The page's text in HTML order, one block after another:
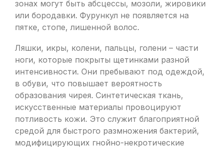
зонах могут быть абсцессы, мозоли, жировики
или бородавки. Фурункул не появляется на
пятке, стопе, лишенной волос.
Ляшки, икры, колени, пальцы, голени – части
ноги, которые покрыты щетинками разной
интенсивности. Они пребывают под одеждой,
в обуви, что повышает вероятность
образования чирея. Синтетическая ткань,
искусственные материалы провоцируют
потливость кожи. Это служит благоприятной
средой для быстрого размножения бактерий,
модифицирующих гнойно-некротические